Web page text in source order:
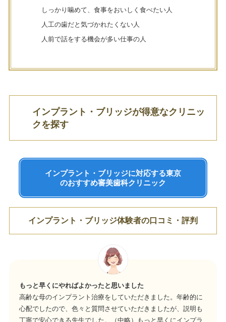
しっかり噛めて、食事をおいしく食べたい人
人工の歯だと気づかれたくない人
人前で話をする機会が多い仕事の人
インプラント・ブリッジが得意なクリニッ
クを探す
インプラント・ブリッジに対応する東京
のおすすめ審美歯科クリニック
インプラント・ブリッジ体験者の口コミ・評判
もっと早くにやればよかったと思いました
高齢な母のインプラント治療をしていただきました。年齢的に
心配でしたので、色々と質問させていただきましたが、説明も
丁寧で安心できる先生でした。（中略）もっと早くにインプラ